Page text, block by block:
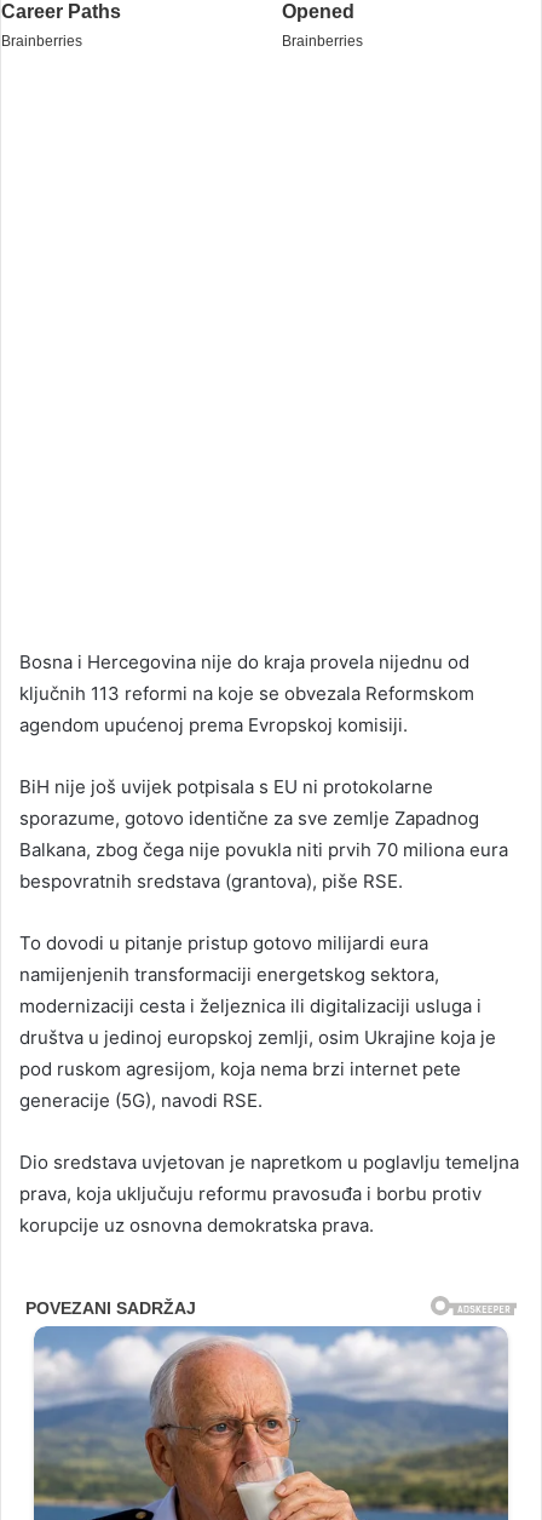
Bosna i Hercegovina nije do kraja provela nijednu od
ključnih 113 reformi na koje se obvezala Reformskom
agendom upućenoj prema Evropskoj komisiji.
BiH nije još uvijek potpisala s EU ni protokolarne
sporazume, gotovo identične za sve zemlje Zapadnog
Balkana, zbog čega nije povukla niti prvih 70 miliona eura
bespovratnih sredstava (grantova), piše RSE.
To dovodi u pitanje pristup gotovo milijardi eura
namijenjenih transformaciji energetskog sektora,
modernizaciji cesta i željeznica ili digitalizaciji usluga i
društva u jedinoj europskoj zemlji, osim Ukrajine koja je
pod ruskom agresijom, koja nema brzi internet pete
generacije (5G), navodi RSE.
Dio sredstava uvjetovan je napretkom u poglavlju temeljna
prava, koja uključuju reformu pravosuđa i borbu protiv
korupcije uz osnovna demokratska prava.